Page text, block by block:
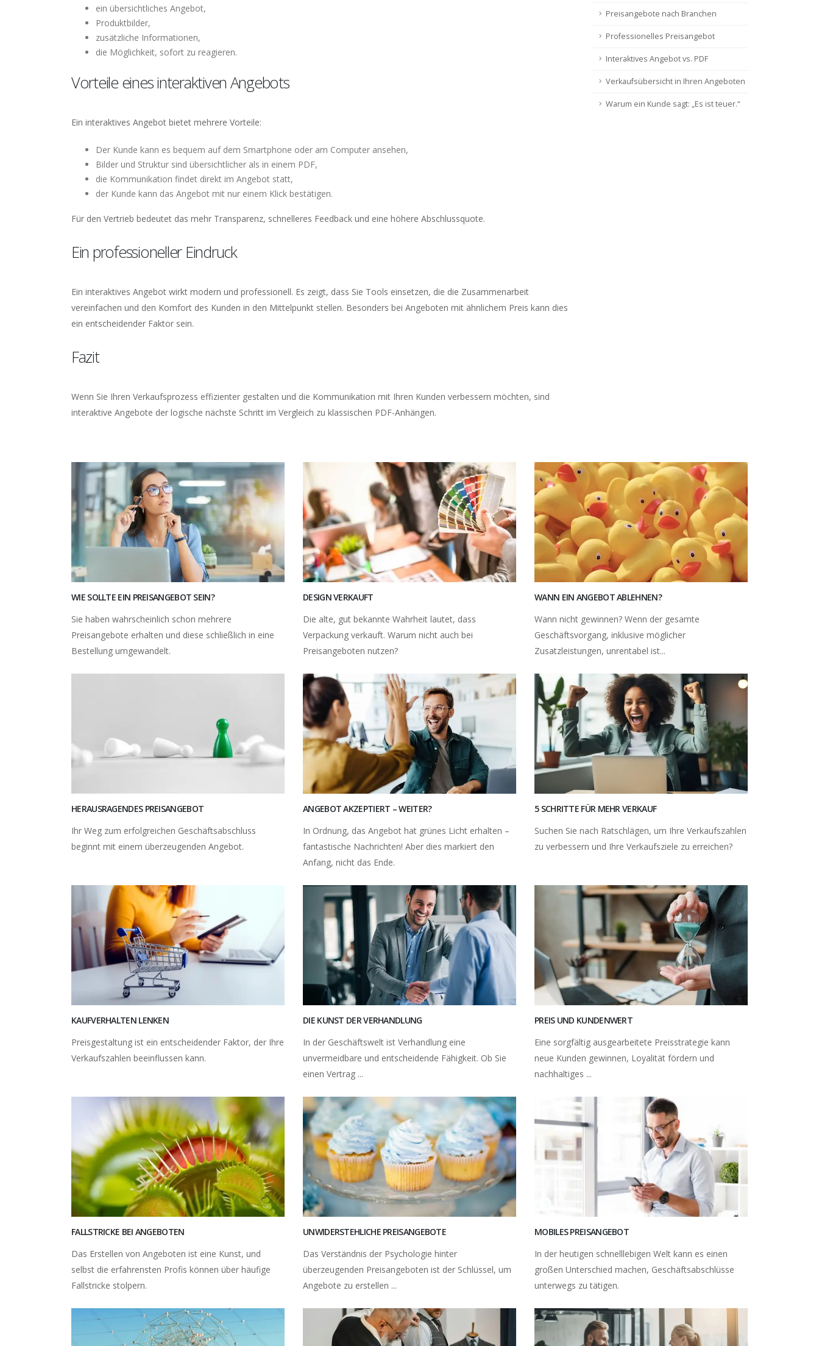
ein übersichtliches Angebot,
Produktbilder,
zusätzliche Informationen,
die Möglichkeit, sofort zu reagieren.
Vorteile eines interaktiven Angebots
Ein interaktives Angebot bietet mehrere Vorteile:
Der Kunde kann es bequem auf dem Smartphone oder am Computer ansehen,
Bilder und Struktur sind übersichtlicher als in einem PDF,
die Kommunikation findet direkt im Angebot statt,
der Kunde kann das Angebot mit nur einem Klick bestätigen.
Für den Vertrieb bedeutet das mehr Transparenz, schnelleres Feedback und eine höhere Abschlussquote.
Ein professioneller Eindruck
Ein interaktives Angebot wirkt modern und professionell. Es zeigt, dass Sie Tools einsetzen, die die Zusammenarbeit
vereinfachen und den Komfort des Kunden in den Mittelpunkt stellen. Besonders bei Angeboten mit ähnlichem Preis kann dies
ein entscheidender Faktor sein.
Fazit
Wenn Sie Ihren Verkaufsprozess effizienter gestalten und die Kommunikation mit Ihren Kunden verbessern möchten, sind
interaktive Angebote der logische nächste Schritt im Vergleich zu klassischen PDF-Anhängen.
Preisangebote nach Branchen
Professionelles Preisangebot
Interaktives Angebot vs. PDF
Verkaufsübersicht in Ihren Angeboten
Warum ein Kunde sagt: „Es ist teuer.“
WIE SOLLTE EIN PREISANGEBOT SEIN?
Sie haben wahrscheinlich schon mehrere
Preisangebote erhalten und diese schließlich in eine
Bestellung umgewandelt.
DESIGN VERKAUFT
Die alte, gut bekannte Wahrheit lautet, dass
Verpackung verkauft. Warum nicht auch bei
Preisangeboten nutzen?
WANN EIN ANGEBOT ABLEHNEN?
Wann nicht gewinnen? Wenn der gesamte
Geschäftsvorgang, inklusive möglicher
Zusatzleistungen, unrentabel ist...
HERAUSRAGENDES PREISANGEBOT
Ihr Weg zum erfolgreichen Geschäftsabschluss
beginnt mit einem überzeugenden Angebot.
ANGEBOT AKZEPTIERT – WEITER?
In Ordnung, das Angebot hat grünes Licht erhalten –
fantastische Nachrichten! Aber dies markiert den
Anfang, nicht das Ende.
5 SCHRITTE FÜR MEHR VERKAUF
Suchen Sie nach Ratschlägen, um Ihre Verkaufszahlen
zu verbessern und Ihre Verkaufsziele zu erreichen?
KAUFVERHALTEN LENKEN
Preisgestaltung ist ein entscheidender Faktor, der Ihre
Verkaufszahlen beeinflussen kann.
DIE KUNST DER VERHANDLUNG
In der Geschäftswelt ist Verhandlung eine
unvermeidbare und entscheidende Fähigkeit. Ob Sie
einen Vertrag ...
PREIS UND KUNDENWERT
Eine sorgfältig ausgearbeitete Preisstrategie kann
neue Kunden gewinnen, Loyalität fördern und
nachhaltiges ...
FALLSTRICKE BEI ANGEBOTEN
Das Erstellen von Angeboten ist eine Kunst, und
selbst die erfahrensten Profis können über häufige
Fallstricke stolpern.
UNWIDERSTEHLICHE PREISANGEBOTE
Das Verständnis der Psychologie hinter
überzeugenden Preisangeboten ist der Schlüssel, um
Angebote zu erstellen ...
MOBILES PREISANGEBOT
In der heutigen schnelllebigen Welt kann es einen
großen Unterschied machen, Geschäftsabschlüsse
unterwegs zu tätigen.